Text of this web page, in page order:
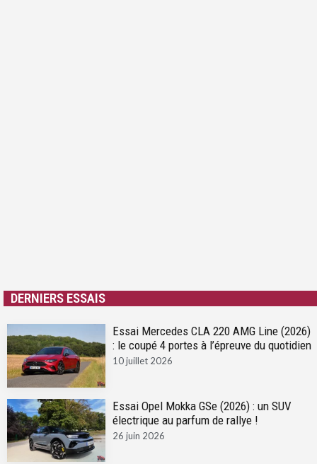
DERNIERS ESSAIS
Essai Mercedes CLA 220 AMG Line (2026)
: le coupé 4 portes à l’épreuve du quotidien
10 juillet 2026
Essai Opel Mokka GSe (2026) : un SUV
électrique au parfum de rallye !
26 juin 2026